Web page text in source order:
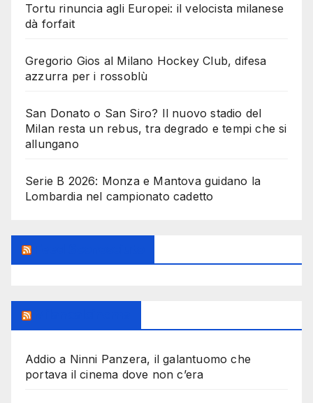
Tortu rinuncia agli Europei: il velocista milanese
dà forfait
Gregorio Gios al Milano Hockey Club, difesa
azzurra per i rossoblù
San Donato o San Siro? Il nuovo stadio del
Milan resta un rebus, tra degrado e tempi che si
allungano
Serie B 2026: Monza e Mantova guidano la
Lombardia nel campionato cadetto
Addio a Ninni Panzera, il galantuomo che
portava il cinema dove non c’era